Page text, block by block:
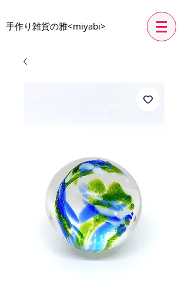
​手作り雑貨の雅<miyabi>